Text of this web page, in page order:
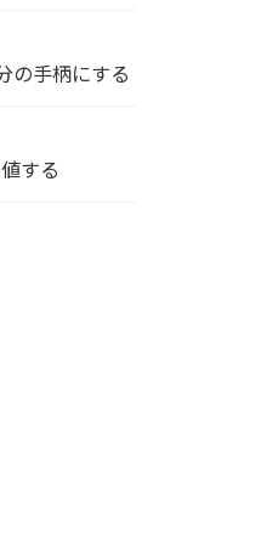
の手柄にする
する